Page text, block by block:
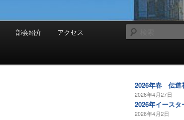
部会紹介 アクセス
2026年春 伝道
2026年4月27日
2026年イース
2026年4月2日